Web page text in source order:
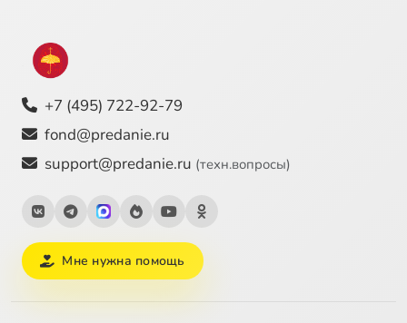
+7 (495) 722-92-79
fond@predanie.ru
support@predanie.ru (техн.вопросы)
Мне нужна помощь